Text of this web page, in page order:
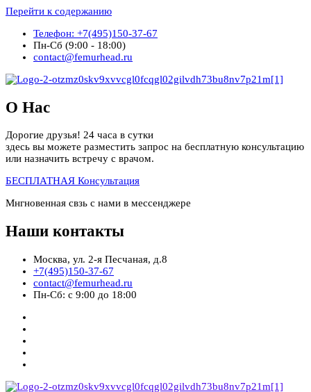
Перейти к содержанию
Телефон: +7(495)150-37-67
Пн-Сб (9:00 - 18:00)
contact@femurhead.ru
О Нас
Дорогие друзья! 24 часа в сутки
здесь вы можете разместить запрос на бесплатную консультацию
или назначить встречу с врачом.
БЕСПЛАТНАЯ Консультация
Мнгновенная свзь с нами в мессенджере
Наши контакты
Москва, ул. 2-я Песчаная, д.8
+7(495)150-37-67
contact@femurhead.ru
Пн-Сб: с 9:00 до 18:00